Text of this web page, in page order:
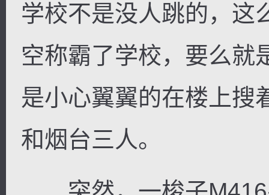
学校不是没人跳的，这
空称霸了学校，要么就
是小心翼翼的在楼上搜
和烟台三人。